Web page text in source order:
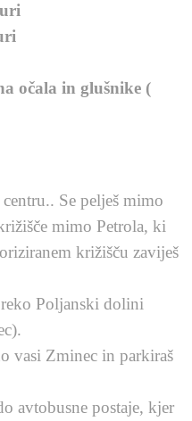
očala in glušnike (
Se pelješ mimo
mimo Petrola, ki
križišču zaviješ
Poljanski dolini
vasi Zminec in parkiraš
avtobusne postaje, kjer